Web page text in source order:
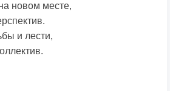
новом месте,
и лести,